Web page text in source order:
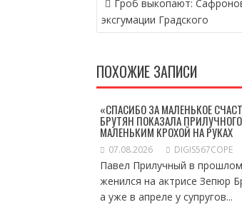
ПО
ЗАПИСЯМ
Гроб выкопают:
эксгумации Градского
ПОХОЖИЕ ЗАПИСИ
«СПАСИБО ЗА МАЛЕНЬКОЕ
БРУТЯН ПОКАЗАЛА
МАЛЕНЬКИМ КРОХОЙ НА РУКАХ
07.08.2026 DIGIS567COPE
Павел Прилучный в
женился на актрисе Зепюр
а уже в апреле у супругов...